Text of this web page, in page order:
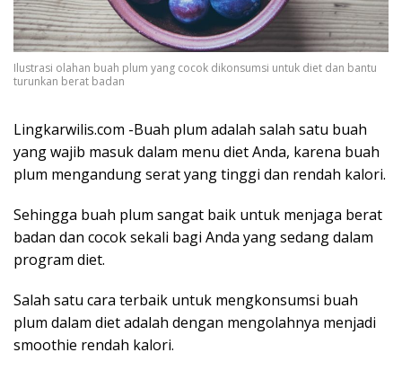
Ilustrasi olahan buah plum yang cocok dikonsumsi untuk diet dan bantu
turunkan berat badan
Lingkarwilis.com -Buah plum adalah salah satu buah
yang wajib masuk dalam menu diet Anda, karena buah
plum mengandung serat yang tinggi dan rendah kalori.
Sehingga buah plum sangat baik untuk menjaga berat
badan dan cocok sekali bagi Anda yang sedang dalam
program diet.
Salah satu cara terbaik untuk mengkonsumsi buah
plum dalam diet adalah dengan mengolahnya menjadi
smoothie rendah kalori.